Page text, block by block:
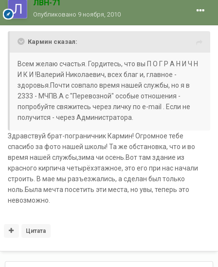
ЛВН-71
Опубликовано 9 ноября, 2010
Кармин сказал:
Всем желаю счастья. Гордитесь, что вы П О Г Р А Н И Ч Н
И К И !Валерий Николаевич, всех благ и, главное -
здоровья.Почти совпало время нашей службы, но я в
2333 - МЧПВ.А с "Перевозной" особые отношения -
попробуйте свяжитесь через личку по e-mail . Если не
получится - через Администратора.
Здравствуй брат-пограничник Кармин! Огромное тебе
спасибо за фото нашей школы! Та же обстановка, что и во
время нашей службы,зима чи осень.Вот там здание из
красного кирпича четырёхэтажное, это его при нас начали
строить. В мае мы разъезжались, а сделан был только
ноль.Была мечта посетить эти места, но увы, теперь это
невозможно.
Цитата